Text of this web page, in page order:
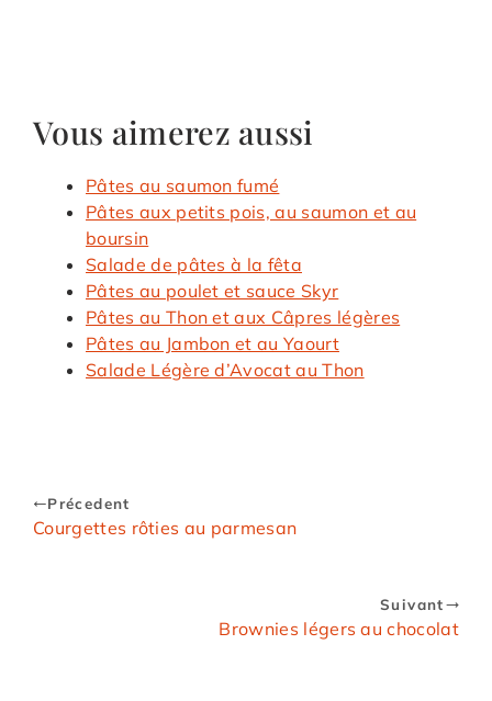
Vous aimerez aussi
Pâtes au saumon fumé
Pâtes aux petits pois, au saumon et au
boursin
Salade de pâtes à la fêta
Pâtes au poulet et sauce Skyr
Pâtes au Thon et aux Câpres légères
Pâtes au Jambon et au Yaourt
Salade Légère d’Avocat au Thon
Précedent
Courgettes rôties au parmesan
Suivant
Brownies légers au chocolat